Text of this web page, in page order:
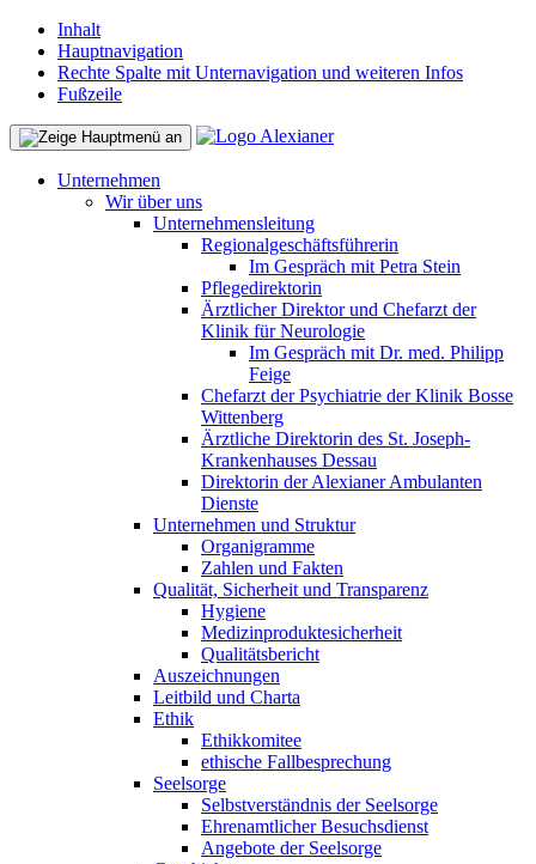
Inhalt
Hauptnavigation
Rechte Spalte mit Unternavigation und weiteren Infos
Fußzeile
Unternehmen
Wir über uns
Unternehmensleitung
Regionalgeschäftsführerin
Im Gespräch mit Petra Stein
Pflegedirektorin
Ärztlicher Direktor und Chefarzt der
Klinik für Neurologie
Im Gespräch mit Dr. med. Philipp
Feige
Chefarzt der Psychiatrie der Klinik Bosse
Wittenberg
Ärztliche Direktorin des St. Joseph-
Krankenhauses Dessau
Direktorin der Alexianer Ambulanten
Dienste
Unternehmen und Struktur
Organigramme
Zahlen und Fakten
Qualität, Sicherheit und Transparenz
Hygiene
Medizinproduktesicherheit
Qualitätsbericht
Auszeichnungen
Leitbild und Charta
Ethik
Ethikkomitee
ethische Fallbesprechung
Seelsorge
Selbstverständnis der Seelsorge
Ehrenamtlicher Besuchsdienst
Angebote der Seelsorge